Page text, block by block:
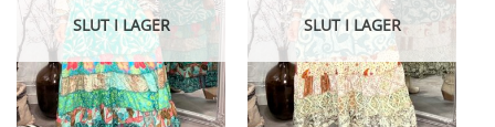
SLUT I LAGER SLUT I LAGER